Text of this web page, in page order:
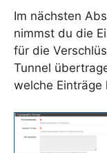
Im nächsten
nimmst du die
für die
Tunnel
welche Einträge